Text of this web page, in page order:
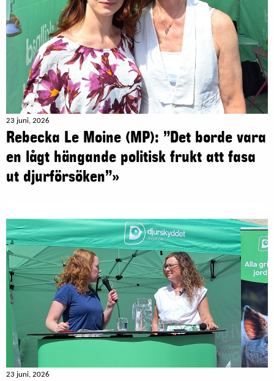
23 juni, 2026
Rebecka Le Moine (MP): ”Det borde vara
en lågt hängande politisk frukt att fasa
ut djurförsöken”»
23 juni, 2026